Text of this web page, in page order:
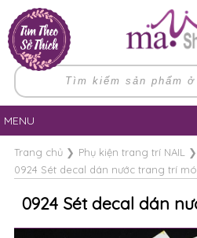
MENU
Trang chủ❯ Phụ kiện trang trí NAIL
❯
0924 Sét decal dán nước trang trí
0924 Sét decal dán